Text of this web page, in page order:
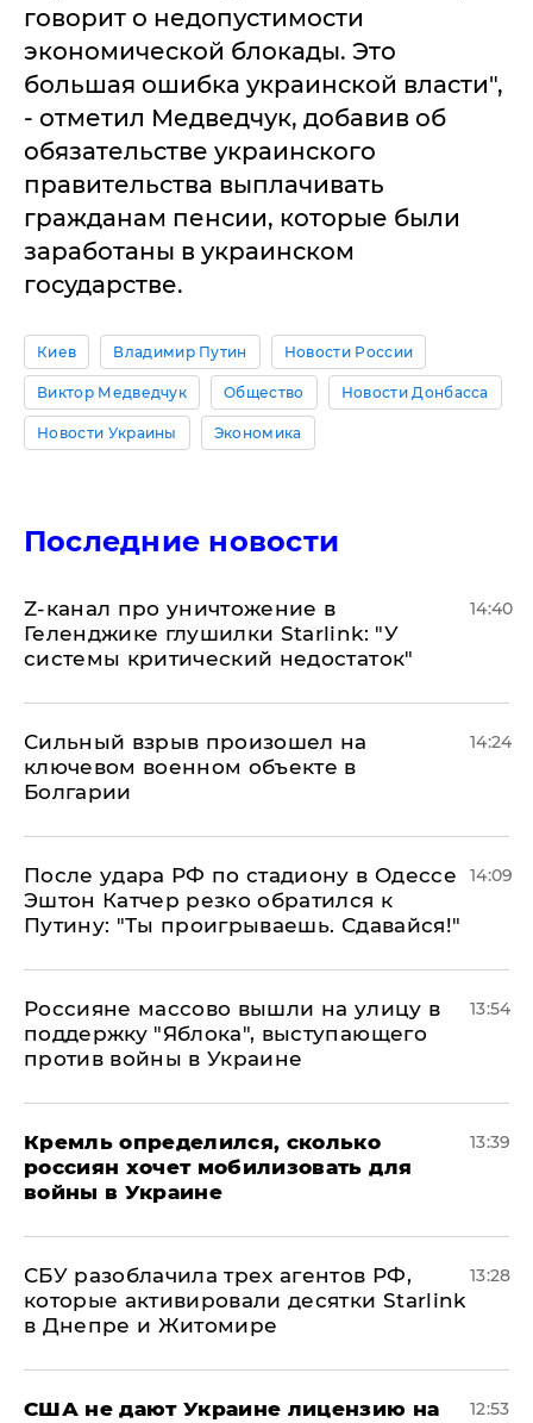
говорит о недопустимости
экономической блокады. Это
большая ошибка украинской власти",
- отметил Медведчук, добавив об
обязательстве украинского
правительства выплачивать
гражданам пенсии, которые были
заработаны в украинском
государстве.
Киев Владимир Путин Новости России
Виктор Медведчук Общество Новости Донбасса
Новости Украины Экономика
Последние новости
Z-канал про уничтожение в
Геленджике глушилки Starlink: "У
системы критический недостаток"
14:40
Сильный взрыв произошел на
ключевом военном объекте в
Болгарии
14:24
После удара РФ по стадиону в Одессе
Эштон Катчер резко обратился к
Путину: "Ты проигрываешь. Сдавайся!"
14:09
Россияне массово вышли на улицу в
поддержку "Яблока", выступающего
против войны в Украине
13:54
Кремль определился, сколько
россиян хочет мобилизовать для
войны в Украине
13:39
СБУ разоблачила трех агентов РФ,
которые активировали десятки Starlink
в Днепре и Житомире
13:28
США не дают Украине лицензию на
12:53